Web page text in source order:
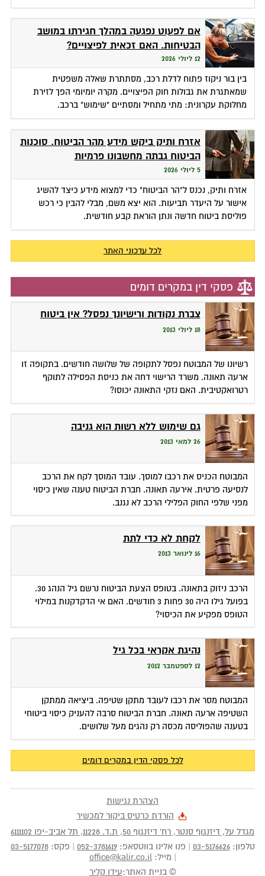
אם לפעוט נפגעה במהלך חגירתו במושב
הבטיחות. האם זכאית לפיצויים?
12 ליולי 2026
בין בור ניקוז פתוח לדלת רכב, מסתתרת שאלה משפטית
שמאתגרת את גבולות חוק הפיצויים. מקרה יומיומי הפך לזירת
מחלוקת עקרונית: מתי מתחיל ומסתיים "שימוש" ברכב.
אזרח ותיק ביקש מידע מהר הביטוח. סוכנות
הביטוח גבתה מחשבונו פרמיות
5 ליולי 2026
אזרח ותיק, נכנס ל"הר הביטוח" כדי למצוא מידע כיצד להשיג
אישור על היעדר תביעות. הוא יצא משם, מבלי להבין כי רכש
פוליסת ביטוח חדשה ונתן הוראת קבע חודשית.
לכל עדכוני האתר
פסקי דין במקרים דומים
צברת נקודות ורישיונך נפסל? אין ביטוח
18 ליולי 2013
רשיונו של המבוטח נפסל לתקופה של שלושה חודשים. בתקופה זו
ארעה תאונה. משרד הרישוי דחה את כניסת הפסילה לתוקף
רטרואקטיבית. האם נזקי התאונה יכוסו?
גם שימוש ללא רשות הוא גניבה
26 למאי 2013
המבוטח הכניס את רכבו למוסך. עובד המוסך לקח את הרכב
לנסיעה פרטית. אירעה תאונה. חברת הביטוח טענה שאין כיסוי
מפני שלפי החוק הפלילי הרכב לא נגנב.
לקחת לא כדי לתת
16 לינואר 2013
הרכב ניזוק בתאונה. בטופס הצעת הביטוח נרשם גיל הנהג 30.
בפועל גילו היה 30 פחות 3 חודשים. האם אי הדקדקנות במילוי
הטופס מפקיע את הכיסוי?
נהיגת אקראי בכל גיל
12 לספטמבר 2012
המבוטח מסר את רכבו לעובד מתקן שטיפה. ביציאה ממתקן
השטיפה ארעה תאונה. חברת הביטוח סרבה להעניק כיסוי ביטוחי
בטענה שהפוליסה מכסה רק נהגים מעל שלושים.
לכל פסקי הדין במקרים דומים
הצהרת נגישות
הורדת כרטיס ביקור למכשיר
מגדל על, דיזנגוף סנטר, רח' דיזנגוף 50
, ת.ד. 11228
, תל אביב-יפו 6111102
טלפון:03-5176626 פנו אלינו בווטסאפ:052-3781619 פקס:03-5177078
מייל:office@kalir.co.il
© בניית האתר:עידו קליר